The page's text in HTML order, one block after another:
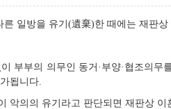
일방을 유기(遺棄)한 때에는 재판
부부의 의무인 동거·부양·협조의
됩니다.
악의의 유기라고 판단되면 재판상 이